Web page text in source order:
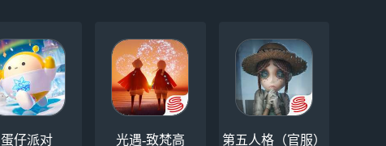
蛋仔派对 光遇-致梵高 第五人格（官服）